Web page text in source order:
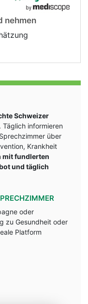
nehmen
Schweizer
. Täglich informieren
über
Krankheit
mit fundlerten
und täglich
oder
zu Gesundheit oder
Platform